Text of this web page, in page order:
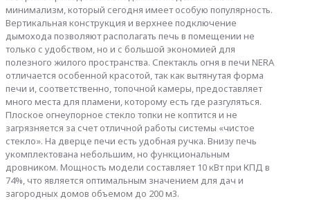
минимализм, который сегодня имеет особую популярность.
Вертикальная конструкция и верхнее подключение
дымохода позволяют располагать печь в помещении не
только с удобством, но и с большой экономией для
полезного жилого пространства. Спектакль огня в печи NERA
отличается особенной красотой, так как вытянутая форма
печи и, соответственно, топочной камеры, предоставляет
много места для пламени, которому есть где разгуляться.
Плоское огнеупорное стекло топки не коптится и не
загрязняется за счет отличной работы системы «чистое
стекло». На дверце печи есть удобная ручка. Внизу печь
укомплектована небольшим, но функциональным
дровником. Мощность модели составляет 10 кВт при КПД в
74%, что является оптимальным значением для дач и
загородных домов объемом до 200 м3.